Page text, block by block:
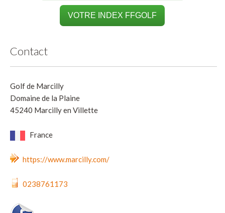
VOTRE INDEX FFGOLF
Contact
Golf de Marcilly
Domaine de la Plaine
45240 Marcilly en Villette
France
https://www.marcilly.com/
0238761173